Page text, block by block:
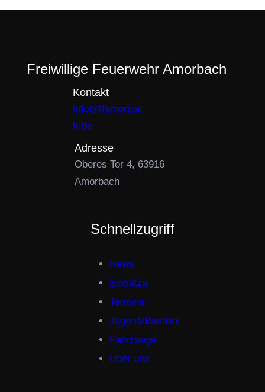
Freiwillige Feuerwehr Amorbach
Kontakt
info@ffamorbac
h.de
Adresse
Oberes Tor 4, 63916
Amorbach
Schnellzugriff
News
Einsätze
Termine
Jugend/Bambini
Fahrzuege
Über uns